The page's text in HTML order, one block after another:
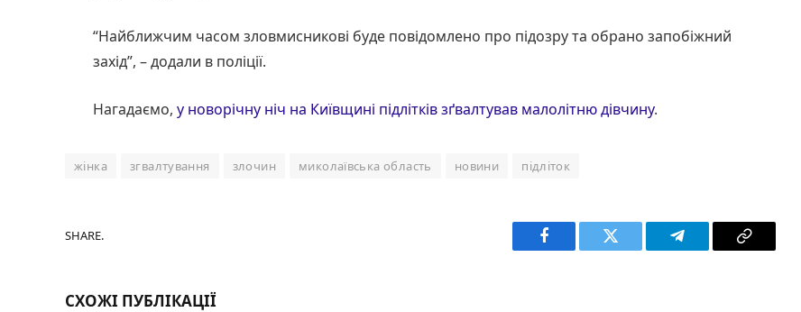
“Найближчим часом зловмисникові буде повідомлено про підозру та обрано запобіжний
захід”, – додали в поліції.
Нагадаємо, у новорічну ніч на Київщині підлітків зґвалтував малолітню дівчину.
жінка згвалтування злочин миколаївська область новини підліток
SHARE.
Facebook Twitter Telegram Copy
СХОЖІ ПУБЛІКАЦІЇ